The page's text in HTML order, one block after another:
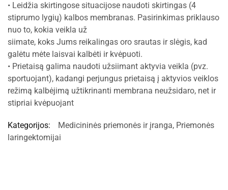
• Leidžia skirtingose situacijose naudoti skirtingas (4
stiprumo lygių) kalbos membranas. Pasirinkimas priklauso
nuo to, kokia veikla už
siimate, koks Jums reikalingas oro srautas ir slėgis, kad
galėtu mėte laisvai kalbėti ir kvėpuoti.
• Prietaisą galima naudoti užsiimant aktyvia veikla (pvz.
sportuojant), kadangi perjungus prietaisą į aktyvios veiklos
režimą kalbėjimą užtikrinanti membrana neužsidaro, net ir
stipriai kvėpuojant
Kategorijos: Medicininės priemonės ir įranga, Priemonės
laringektomijai